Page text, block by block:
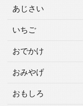
あじさい
いちご
おでかけ
おみやげ
おもしろ